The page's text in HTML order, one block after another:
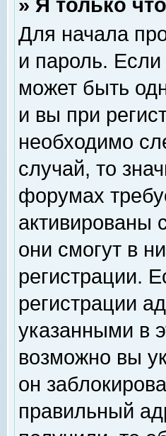
» Я только
Для начала
и пароль.
может быть
и вы при
необходимо
случай, то
форумах
активированы
они смогут в
регистрации.
регистрации
указанными в
возможно вы
он
правильный